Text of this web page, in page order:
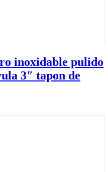
inoxidable pulido
3″ tapon de